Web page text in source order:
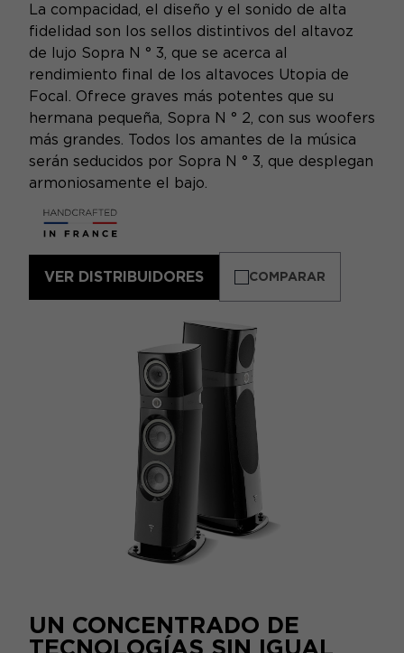
La compacidad, el diseño y el sonido de alta
fidelidad son los sellos distintivos del altavoz
de lujo Sopra N ° 3, que se acerca al
rendimiento final de los altavoces Utopia de
Focal. Ofrece graves más potentes que su
hermana pequeña, Sopra N ° 2, con sus woofers
más grandes. Todos los amantes de la música
serán seducidos por Sopra N ° 3, que desplegan
armoniosamente el bajo.
VER DISTRIBUIDORES COMPARAR
UN CONCENTRADO DE
TECNOLOGÍAS SIN IGUAL